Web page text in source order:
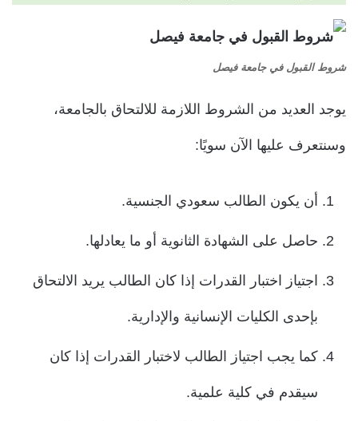
شروط القبول في جامعة فيصل
يوجد العديد من الشروط اللازمة للالتحاق بالجامعة،
وسنتعرف عليها الآن سويًا:
أن يكون الطالب سعودي الجنسية.
حاصل على الشهادة الثانوية أو ما يعادلها.
اجتياز اختبار القدرات إذا كان الطالب يريد الالتحاق
بإحدى الكليات الإنسانية والإدارية.
كما يجب اجتياز الطالب لاختبار القدرات إذا كان
سيقدم في كلية علمية.